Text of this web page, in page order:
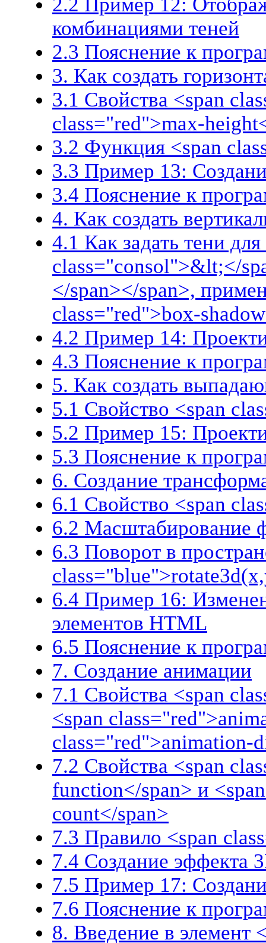
комбинациями теней
2.3 Пояснение к
3. Как создать
3.1 Свойства <span
class="red">max-
3.2 Функция <span
3.3 Пример 13:
3.4 Пояснение к
4. Как создать
4.1 Как задать тени
class="consol">&lt;</
</span></span>,
class="red">box-
4.2 Пример 14:
4.3 Пояснение к
5. Как создать
5.1 Свойство <span
5.2 Пример 15:
5.3 Пояснение к
6. Создание
6.1 Свойство <span
6.2 Масштабирование
6.3 Поворот в
6.4 Пример 16:
элементов HTML
6.5 Пояснение к
7. Создание анимации
7.1 Свойства <span
<span
class="red">animation-
7.2 Свойства <span
function</span> и
count</span>
7.3 Правило <span
7.4 Создание эффекта
7.5 Пример 17:
7.6 Пояснение к
8. Введение в элемент